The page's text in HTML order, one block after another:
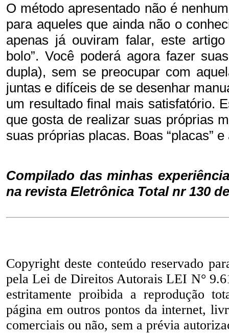
O método apresentado não é
para aqueles que ainda não o
apenas já ouviram falar, este
bolo”. Você poderá agora fazer
dupla), sem se preocupar com
juntas e difíceis de se desenhar
um resultado final mais satisfatório.
que gosta de realizar suas próprias
suas próprias placas. Boas “placas”
Compilado das minhas
na revista Eletrônica Total nr 130
Copyright deste conteúdo reservado
pela Lei de Direitos Autorais LEI N°
estritamente proibida a reprodução
página em outros pontos da internet,
comerciais ou não, sem a prévia